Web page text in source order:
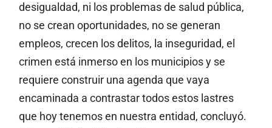
desigualdad, ni los problemas de salud pública,
no se crean oportunidades, no se generan
empleos, crecen los delitos, la inseguridad, el
crimen está inmerso en los municipios y se
requiere construir una agenda que vaya
encaminada a contrastar todos estos lastres
que hoy tenemos en nuestra entidad, concluyó.